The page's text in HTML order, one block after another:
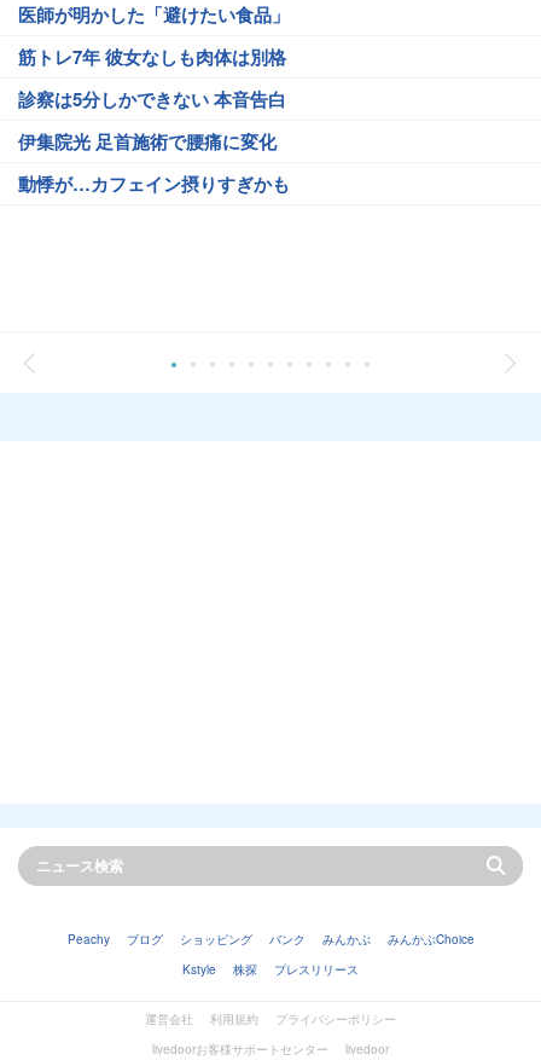
医師が明かした「避けたい食品」
筋トレ7年 彼女なしも肉体は別格
診察は5分しかできない 本音告白
伊集院光 足首施術で腰痛に変化
動悸が…カフェイン摂りすぎかも
Peachy ブログ ショッピング バンク みんかぶ
みんかぶChoice
Kstyle
株探 プレスリリース
運営会社 利用規約
プライバシーポリシー
livedoorお客様サポートセンター
livedoor